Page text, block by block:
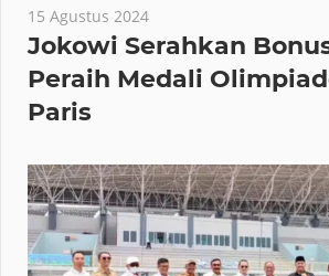
15 Agustus 2024
Jokowi Serahkan
Peraih Medali
Paris